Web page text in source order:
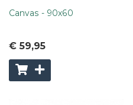
Canvas - 90x60
€ 59,95